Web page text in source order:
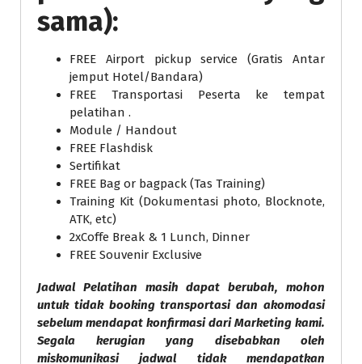
sama):
FREE Airport pickup service (Gratis Antar
jemput Hotel/Bandara)
FREE Transportasi Peserta ke tempat
pelatihan .
Module / Handout
FREE Flashdisk
Sertifikat
FREE Bag or bagpack (Tas Training)
Training Kit (Dokumentasi photo, Blocknote,
ATK, etc)
2xCoffe Break & 1 Lunch, Dinner
FREE Souvenir Exclusive
Jadwal Pelatihan masih dapat berubah, mohon
untuk tidak booking transportasi dan akomodasi
sebelum mendapat konfirmasi dari Marketing kami.
Segala kerugian yang disebabkan oleh
miskomunikasi jadwal tidak mendapatkan